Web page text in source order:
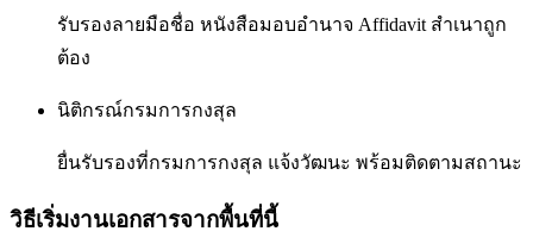
รับรองลายมือชื่อ หนังสือมอบอำนาจ Affidavit สำเนาถูก
ต้อง
นิติกรณ์กรมการกงสุล
ยื่นรับรองที่กรมการกงสุล แจ้งวัฒนะ พร้อมติดตามสถานะ
วิธีเริ่มงานเอกสารจากพื้นที่นี้